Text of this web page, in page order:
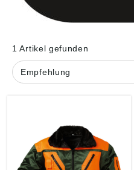
1 Artikel gefunden